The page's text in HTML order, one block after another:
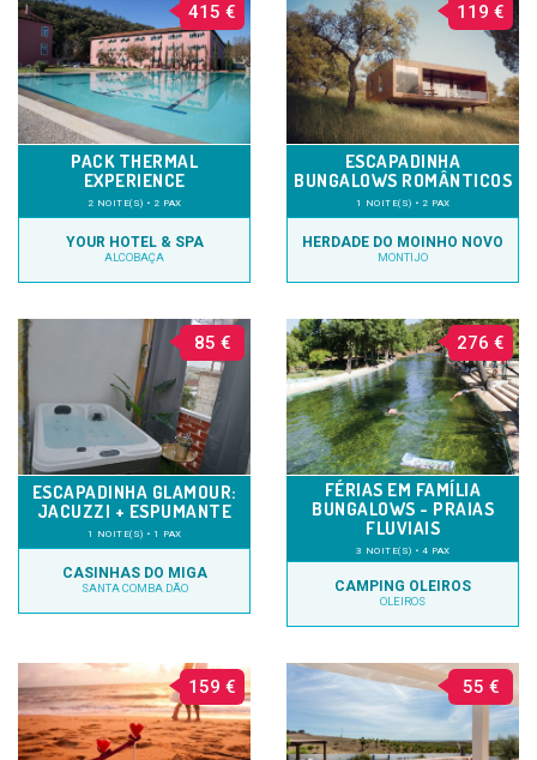
415 €
PACK THERMAL
EXPERIENCE
2 NOITE(S) • 2 PAX
YOUR HOTEL & SPA
ALCOBAÇA
119 €
ESCAPADINHA
BUNGALOWS ROMÂNTICOS
1 NOITE(S) • 2 PAX
HERDADE DO MOINHO NOVO
MONTIJO
85 €
ESCAPADINHA GLAMOUR:
JACUZZI + ESPUMANTE
1 NOITE(S) • 1 PAX
CASINHAS DO MIGA
SANTA COMBA DÃO
276 €
FÉRIAS EM FAMÍLIA
BUNGALOWS - PRAIAS
FLUVIAIS
3 NOITE(S) • 4 PAX
CAMPING OLEIROS
OLEIROS
159 € 55 €